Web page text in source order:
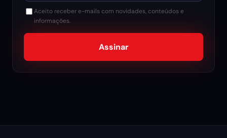
Aceito receber e-mails com novidades, conteúdos e
informações.
Assinar